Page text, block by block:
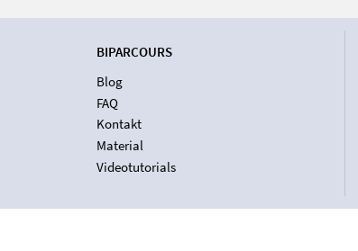
BIPARCOURS
Blog
FAQ
Kontakt
Material
Videotutorials